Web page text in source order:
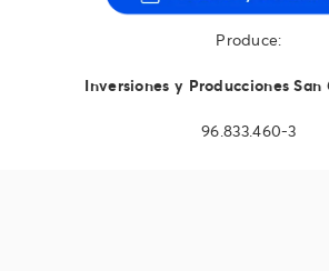
Produce:
Inversiones y Producciones San
96.833.460-3